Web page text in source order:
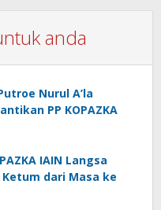
anda
Nurul A’la
PP KOPAZKA
IAIN Langsa
dari Masa ke